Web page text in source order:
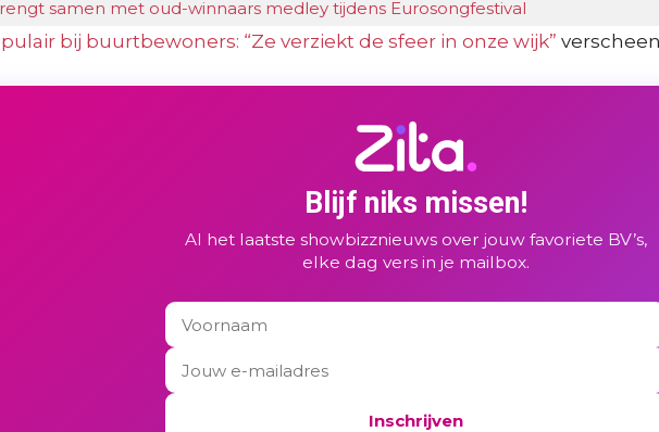
samen met oud-winnaars medley tijdens Eurosongfestival
bij buurtbewoners: “Ze verziekt de sfeer in onze wijk”
Blijf niks missen!
Al het laatste showbizznieuws over jouw favoriete BV’s,
elke dag vers in je mailbox.
Inschrijven